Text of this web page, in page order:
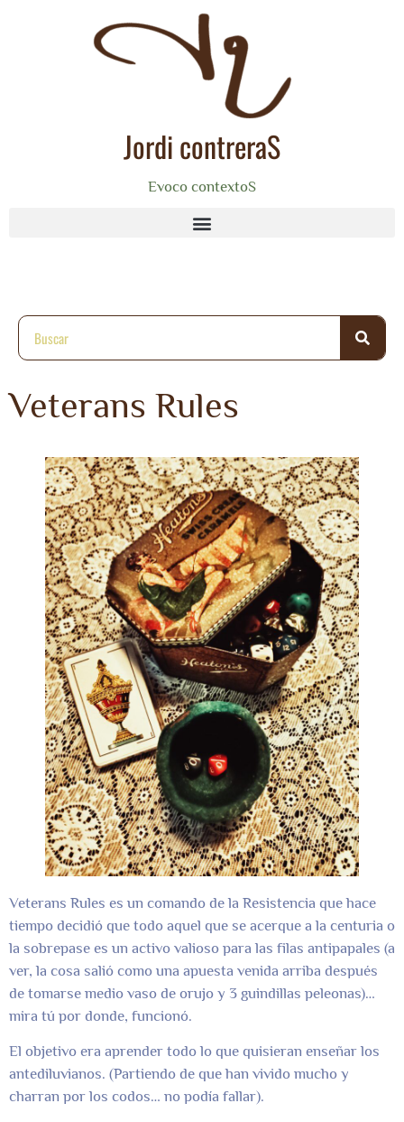
Jordi contreraS
Evoco contextoS
Veterans Rules
Veterans Rules es un comando de la Resistencia que hace
tiempo decidió que todo aquel que se acerque a la centuria o
la sobrepase es un activo valioso para las filas antipapales (a
ver, la cosa salió como una apuesta venida arriba después
de tomarse medio vaso de orujo y 3 guindillas peleonas)…
mira tú por donde, funcionó.
El objetivo era aprender todo lo que quisieran enseñar los
antediluvianos. (Partiendo de que han vivido mucho y
charran por los codos… no podía fallar).